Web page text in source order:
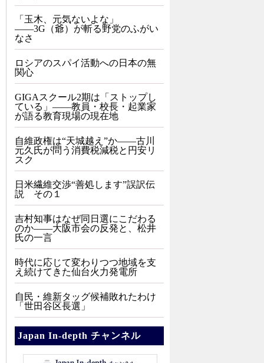
「玉木、元気ないよな」
――3G（爺）が斬る野党のふがい
なさ
ロシアのスパイ活動への日本の無
関心
GIGAスクール2期は「ストップし
ている」——教員・校長・起業家
が語る教育現場の現在地
自維政権は“天城越え”か――古川
元久氏が問う消費税減税と円安リ
スク
日米繊維交渉“善処します”誤訳伝
説 その１
吉村知事はなぜ同日選にこだわる
のか――大阪市会の反発と、松井
氏の一言
時代に応じて変わりつつ地域を支
え続けてきた仙台火力発電所
自民・維新タッグ候補敗れたわけ
「世田谷区長選」
Japan In-depth チャンネル